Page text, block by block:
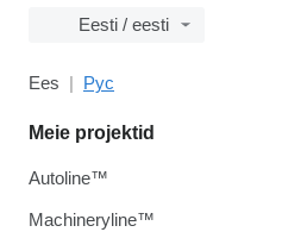
Eesti / eesti
Ees Рус
Meie projektid
Autoline™
Machineryline™